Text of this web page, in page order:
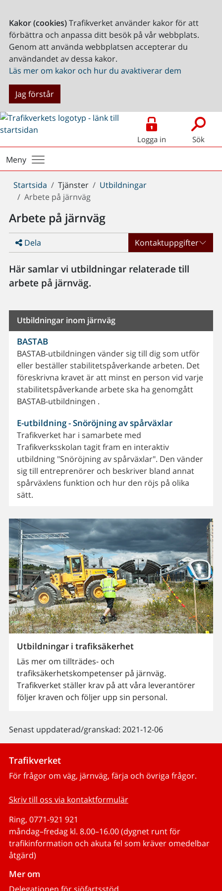
Kakor (cookies)Trafikverket använder kakor för att
förbättra och anpassa ditt besök på vår webbplats.
Genom att använda webbplatsen accepterar du
användandet av dessa kakor.
Läs mer om kakor och hur du avaktiverar dem
Jag förstår
Logga in Sök
Meny
Du
är
Startsida Tjänster
Utbildningar
Arbete på järnväg
Arbete på järnväg
Dela Kontaktuppgifter
Här samlar vi utbildningar relaterade till
arbete på järnväg.
Utbildningar inom järnväg
BASTAB
BASTAB-utbildningen vänder sig till dig som utför
eller beställer stabilitetspåverkande arbeten. Det
föreskrivna kravet är att minst en person vid varje
stabilitetspåverkande arbete ska ha genomgått
BASTAB-utbildningen .
E-utbildning - Snöröjning av spårväxlar
Trafikverket har i samarbete med
Trafikverksskolan tagit fram en interaktiv
utbildning "Snöröjning av spårväxlar". Den vänder
sig till entreprenörer och beskriver bland annat
spårväxlens funktion och hur den röjs på olika
sätt.
Utbildningar i trafiksäkerhet
Läs mer om tillträdes- och
trafiksäkerhetskompetenser på järnväg.
Trafikverket ställer krav på att våra leverantörer
följer kraven och följer upp sin personal.
Senast uppdaterad/granskad: 2021-12-06
Trafikverket
För frågor om väg, järnväg, färja och övriga frågor.
Skriv till oss via kontaktformulär
Ring, 0771-921 921
måndag–fredag kl. 8.00–16.00 (dygnet runt för
trafikinformation och akuta fel som kräver omedelbar
åtgärd)
Mer om